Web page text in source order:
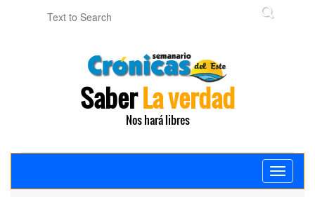
SaberLa verdad
Nos hará libres
Toggle